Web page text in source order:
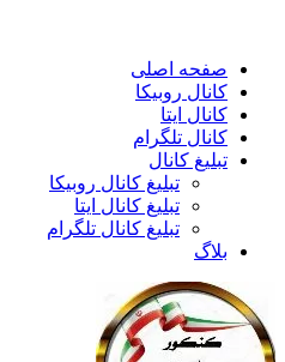
صفحه اصلی
کانال روبیکا
کانال ایتا
کانال تلگرام
تبلیغ کانال
تبلیغ کانال روبیکا
تبلیغ کانال ایتا
تبلیغ کانال تلگرام
بلاگ